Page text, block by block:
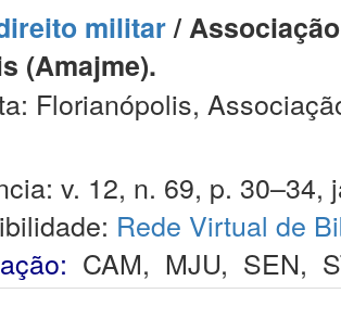
militar/
(Amajme).
Florianópolis,
v. 12, n. 69, p. 30–34,
Rede Virtual de
CAM, MJU, SEN,